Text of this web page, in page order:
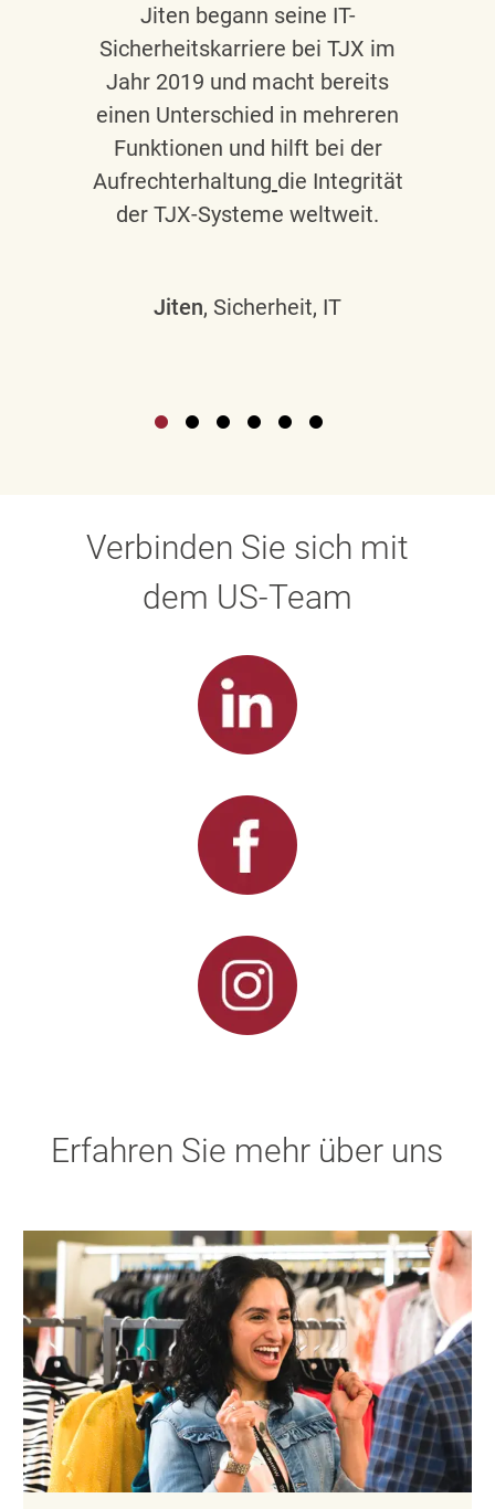
Jiten begann seine IT-
Sicherheitskarriere bei TJX im
Jahr 2019 und macht bereits
einen Unterschied in mehreren
Funktionen und hilft bei der
Aufrechterhaltung die Integrität
der TJX-Systeme weltweit.
Jiten, Sicherheit, IT
Verbinden Sie sich mit
dem US-Team
Erfahren Sie mehr über uns